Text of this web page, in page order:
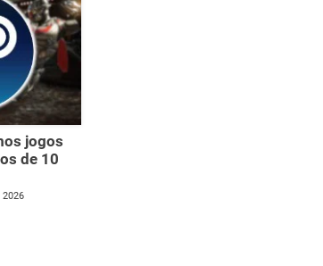
jogos
de 10